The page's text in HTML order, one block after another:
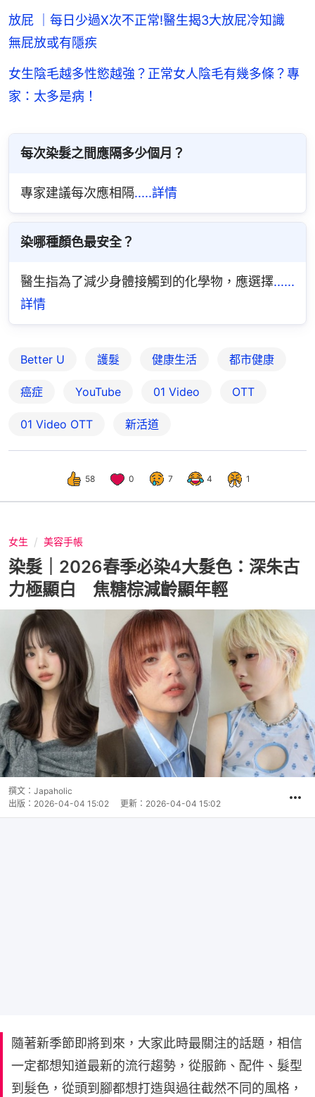
放屁 ｜每日少過X次不正常!醫生揭3大放屁冷知識
無屁放或有隱疾
女生陰毛越多性慾越強？正常女人陰毛有幾多條？專
家：太多是病！
每次染髮之間應隔多少個月？
專家建議每次應相隔.....詳情
染哪種顏色最安全？
醫生指為了減少身體接觸到的化學物，應選擇......
詳情
Better U 護髮 健康生活 都市健康
癌症 YouTube 01 Video OTT
01‌ ‌Video‌ ‌OTT 新活道
58 0 7 4 1
女生 美容手帳
染髮｜2026春季必染4大髮色：深朱古
力極顯白 焦糖棕減齡顯年輕
撰文： Japaholic
出版： 2026-04-04 15:02 更新： 2026-04-04 15:02
隨著新季節即將到來，大家此時最關注的話題，相信
一定都想知道最新的流行趨勢，從服飾、配件、髮型
到髮色，從頭到腳都想打造與過往截然不同的風格，